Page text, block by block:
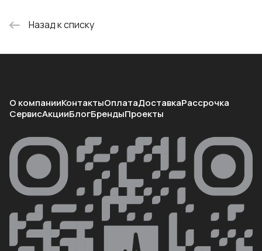
Назад к списку
О компанииКонтактыОплатаДоставкаРассрочка
СервисАкцииБлогБрендыПроекты